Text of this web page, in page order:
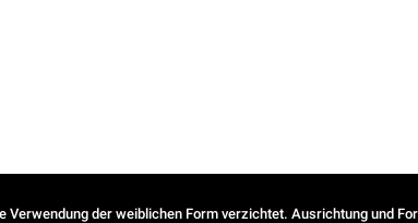
der weiblichen Form verzichtet. Ausrichtung und